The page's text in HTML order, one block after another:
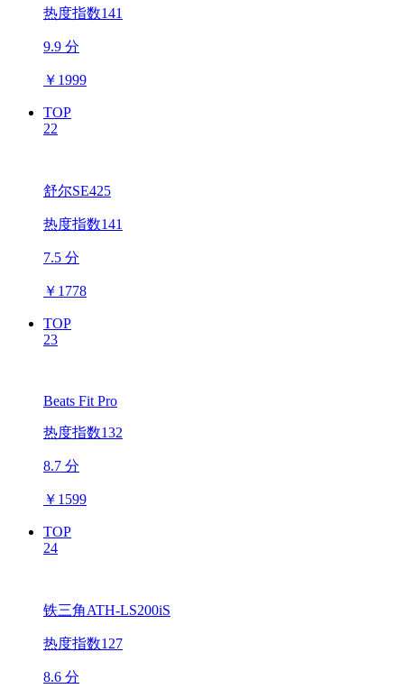
热度指数141
9.9 分
￥ 1999
TOP
22
舒尔SE425
热度指数141
7.5 分
￥ 1778
TOP
23
Beats Fit Pro
热度指数132
8.7 分
￥ 1599
TOP
24
铁三角ATH-LS200iS
热度指数127
8.6 分